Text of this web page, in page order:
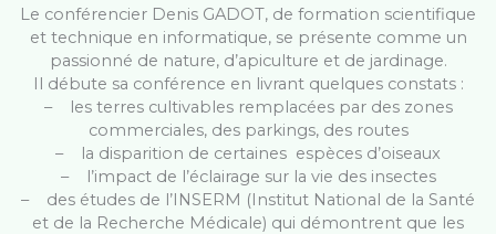
Le conférencier Denis GADOT, de formation scientifique
et technique en informatique, se présente comme un
passionné de nature, d’apiculture et de jardinage.
Il débute sa conférence en livrant quelques constats :
– les terres cultivables remplacées par des zones
commerciales, des parkings, des routes
– la disparition de certaines espèces d’oiseaux
– l’impact de l’éclairage sur la vie des insectes
– des études de l’INSERM (Institut National de la Santé
et de la Recherche Médicale) qui démontrent que les